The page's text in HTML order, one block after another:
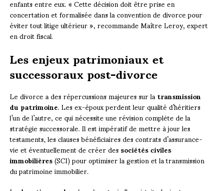
concertation et formalisée dans la convention de divorce pour
éviter tout litige ultérieur », recommande Maître Leroy, expert
en droit fiscal.
Les enjeux patrimoniaux et
successoraux post-divorce
Le divorce a des répercussions majeures sur latransmission
du patrimoine. Les ex-époux perdent leur qualité d’héritiers
l’un de l’autre, ce qui nécessite une révision complète de la
stratégie successorale. Il est impératif de mettre à jour les
testaments, les clauses bénéficiaires des contrats d’assurance-
vie et éventuellement de créer dessociétés civiles
immobilières(SCI) pour optimiser la gestion et la transmission
du patrimoine immobilier.